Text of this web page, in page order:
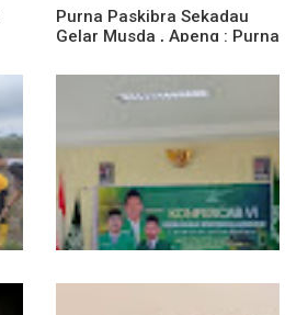
Purna Paskibra Sekadau
Gelar Musda , Apeng : Purna
Agen Terdepan Menjaga
Persatuan Dan Kesatuan